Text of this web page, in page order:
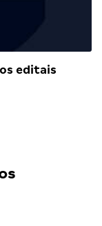
editais